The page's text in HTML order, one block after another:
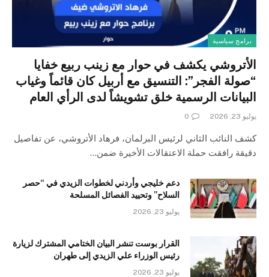
برامج سياسية
الأتروشي يكشف في حوار مع زينب ربيع خفايا
“صولة الفجر”: التنسيق مع أربيل كان قائماً وغياب
البيانات الرسمية خلق تشويشاً لدى الرأي العام
يوليو 23, 2026 0
كشف النائب الثاني لرئيس البرلمان، فرهاد الأتروشي، عن تفاصيل
دقيقة رافقت حملة الاعتقالات الأخيرة ضمن…
دعم خليجي وأردني لخطوات الزيدي في “حصر
السلاح” وتحييد الفصائل المسلحة
يوليو 23, 2026
القرار بوست تنشر البيان الختامي المشترك لزيارة
رئيس الوزراء علي الزيدي إلى طهران
يوليو 23, 2026